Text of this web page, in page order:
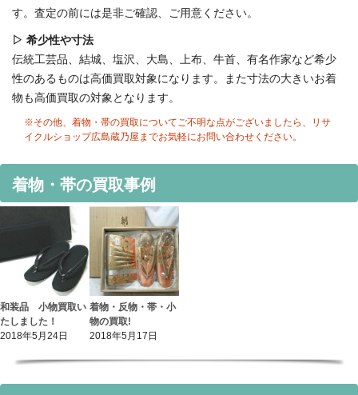
す。査定の前には是非ご確認、ご用意ください。
▷ 希少性や寸法
伝統工芸品、結城、塩沢、大島、上布、牛首、有名作家など希少
性のあるものは高価買取対象になります。また寸法の大きいお着
物も高価買取の対象となります。
※その他、着物・帯の買取についてご不明な点がございましたら、リサ
イクルショップ広島蔵乃屋までお気軽にお問い合わせください。
着物・帯の買取事例
和装品 小物買取い
たしました！
2018年5月24日
着物・反物・帯・小
物の買取!
2018年5月17日